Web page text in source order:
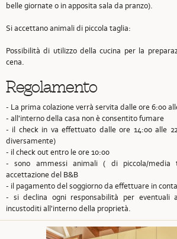
belle giornate o in apposita sala da pranzo).
Si accettano animali di piccola taglia:
Possibilità di utilizzo della cucina per la
cena.
Regolamento
- La prima colazione verrà servita dalle ore 6:00
- all'interno della casa non è consentito fumare
- il check in va effettuato dalle ore 14:00 alle
diversamente)
- il check out entro le ore 10:00
- sono ammessi animali ( di piccola/media
accettazione del B&B
- il pagamento del soggiorno da effettuare in
- si declina ogni responsabilità per eventuali
incustoditi all'interno della proprietà.